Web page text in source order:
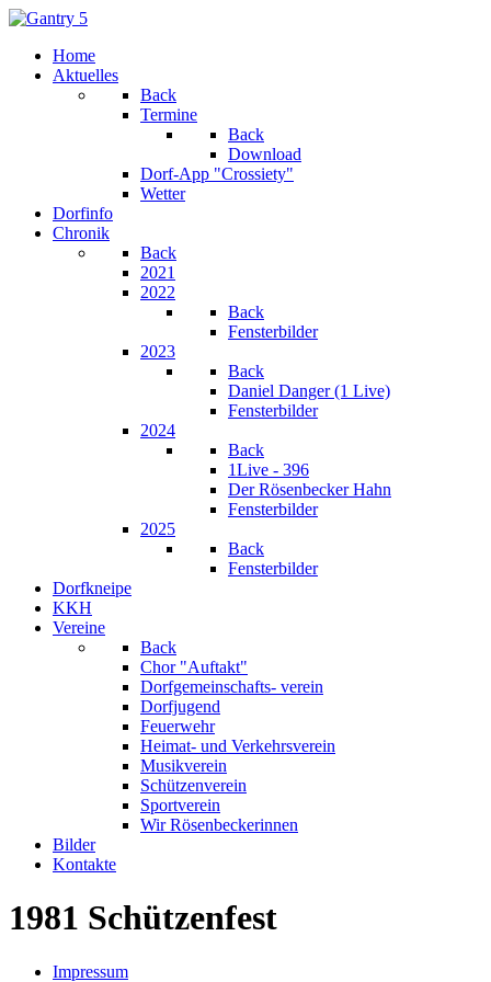
Home
Aktuelles
Back
Termine
Back
Download
Dorf-App "Crossiety"
Wetter
Dorfinfo
Chronik
Back
2021
2022
Back
Fensterbilder
2023
Back
Daniel Danger (1 Live)
Fensterbilder
2024
Back
1Live - 396
Der Rösenbecker Hahn
Fensterbilder
2025
Back
Fensterbilder
Dorfkneipe
KKH
Vereine
Back
Chor "Auftakt"
Dorfgemeinschafts- verein
Dorfjugend
Feuerwehr
Heimat- und Verkehrsverein
Musikverein
Schützenverein
Sportverein
Wir Rösenbeckerinnen
Bilder
Kontakte
1981 Schützenfest
Impressum